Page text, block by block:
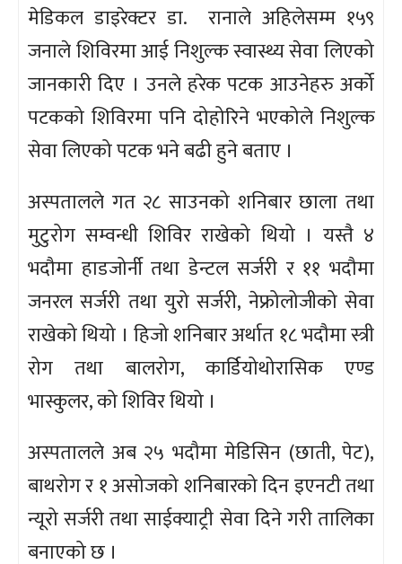
मेडिकल डाइरेक्टर डा. रानाले अहिलेसम्म १५९
जनाले शिविरमा आई निशुल्क स्वास्थ्य सेवा लिएको
जानकारी दिए । उनले हरेक पटक आउनेहरु अर्को
पटकको शिविरमा पनि दोहोरिने भएकोले निशुल्क
सेवा लिएको पटक भने बढी हुने बताए ।
अस्पतालले गत २८ साउनको शनिबार छाला तथा
मुटुरोग सम्वन्धी शिविर राखेको थियो । यस्तै ४
भदौमा हाडजोर्नी तथा डेन्टल सर्जरी र ११ भदौमा
जनरल सर्जरी तथा युरो सर्जरी, नेफ्रोलोजीको सेवा
राखेको थियो । हिजो शनिबार अर्थात १८ भदौमा स्त्री
रोग तथा बालरोग, कार्डियोथोरासिक एण्ड
भास्कुलर, को शिविर थियो ।
अस्पतालले अब २५ भदौमा मेडिसिन (छाती, पेट),
बाथरोग र १ असोजको शनिबारको दिन इएनटी तथा
न्यूरो सर्जरी तथा साईक्याट्री सेवा दिने गरी तालिका
बनाएको छ ।